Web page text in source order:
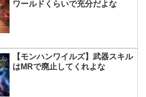
ワールドくらいで充分だよな
【モンハンワイルズ】武器スキル
はMRで廃止してくれよな